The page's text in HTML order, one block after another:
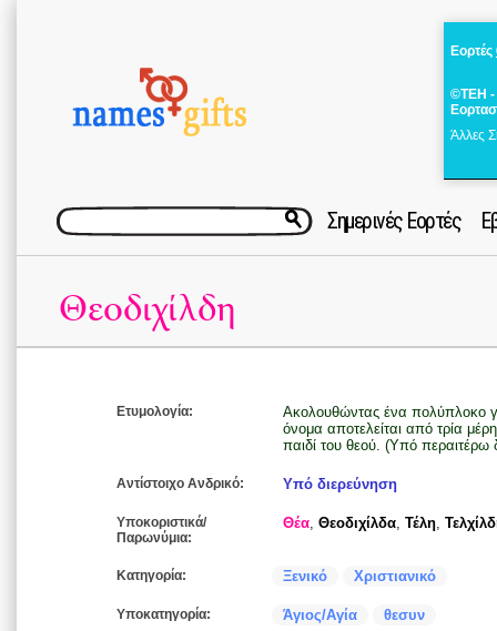
Εορτές
©ΤΕΗ -
Άλλες
Σημερινές Εορτές
Θεοδιχίλδη
Ετυμολογία:
Ακολουθώντας ένα πολύπλοκο
όνομα αποτελείται από τρία
παιδί του θεού. (Υπό περαιτέρω
Αντίστοιχο Ανδρικό: Υπό διερεύνηση
Υποκοριστικά/
Παρωνύμια:
Θέα, Θεοδιχίλδα, Τέλη,
Κατηγορία: Ξενικό Χριστιανικό
Υποκατηγορία: Άγιος/Αγία θεσυν